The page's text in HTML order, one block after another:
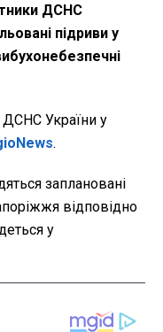
ДСНС
підриви у
України у
.
заплановані
відповідно
у